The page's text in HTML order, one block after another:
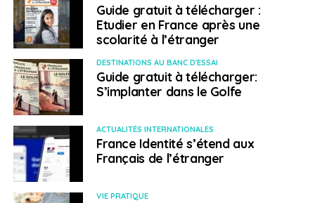
soit d’une association entre financeurs et agriculteurs.
« C’est un modèle très rentable » s’est-il félicité. Il a
toutefois admis que le prix au kilo atteignait 10 euros,
contre 5,5 euros pour les amandes importées de
l’étranger. Or, une telle différence de prix constitue un
facteur non-négociable pour beaucoup de
consommateurs, particulièrement en période
d’inflation.
SUJETS ASSOCIÉS: ARNAUD MONTEBOURG
EXPORT
FEATURED
Guide gratuit à télécharger :
Etudier en France après une
scolarité à l’étranger
DESTINATIONS AU BANC D'ESSAI
Guide gratuit à télécharger:
S’implanter dans le Golfe
ACTUALITÉS INTERNATIONALES
France Identité s’étend aux
Français de l’étranger
VIE PRATIQUE